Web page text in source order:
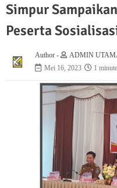
Simpur
Peserta
Author -
ADMIN
Mei 16, 2023
1